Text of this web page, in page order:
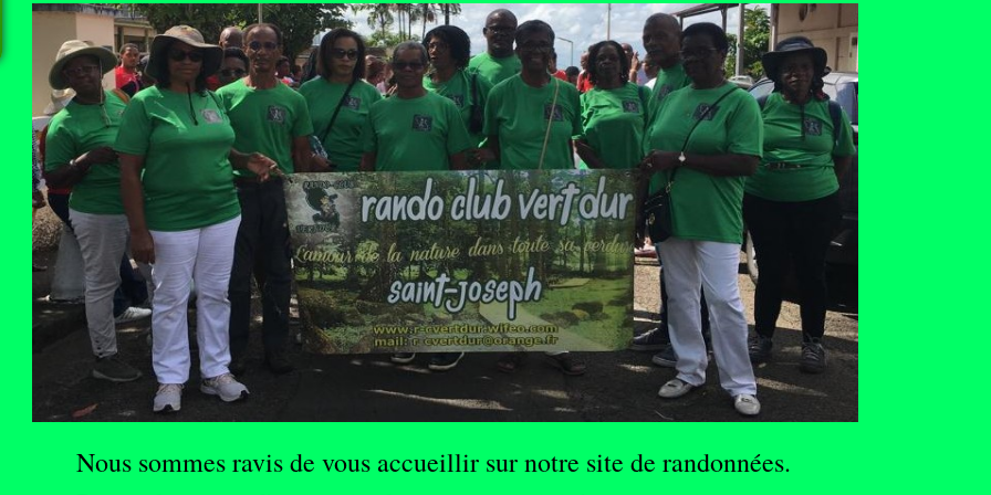
Nous sommes ravis de vous accueillir sur notre site de randonnées.